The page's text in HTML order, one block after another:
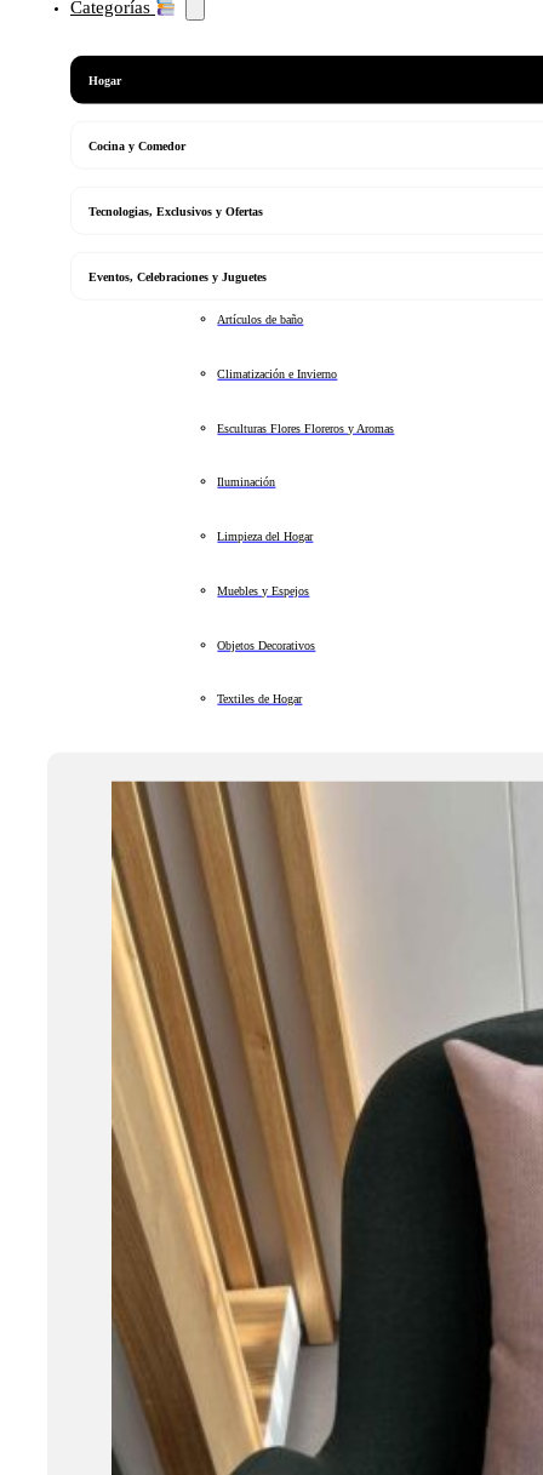
Categorías
Hogar
Cocina y Comedor
Tecnologias, Exclusivos y Ofertas
Eventos, Celebraciones y Juguetes
Artículos de baño
Climatización e Invierno
Esculturas Flores Floreros y Aromas
Iluminación
Limpieza del Hogar
Muebles y Espejos
Objetos Decorativos
Textiles de Hogar